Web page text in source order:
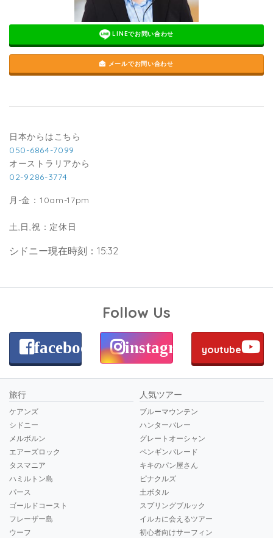
LINEでお問い合わせ
メールでお問い合わせ
日本からはこちら
050-6864-7099
オーストラリアから
02-9286-3774
月-金：10am-17pm
土,日,祝：定休日
シドニー現在時刻：15:32
Follow Us
facebook instagram youtube
旅行
ケアンズ
シドニー
メルボルン
エアーズロック
タスマニア
ハミルトン島
パース
ゴールドコースト
フレーザー島
ウーフ
人気ツアー
ブルーマウンテン
ハンターバレー
グレートオーシャン
ペンギンパレード
キキのパン屋さん
ピナクルズ
土ボタル
スプリングブルック
イルカに会えるツアー
初心者向けサーフィン